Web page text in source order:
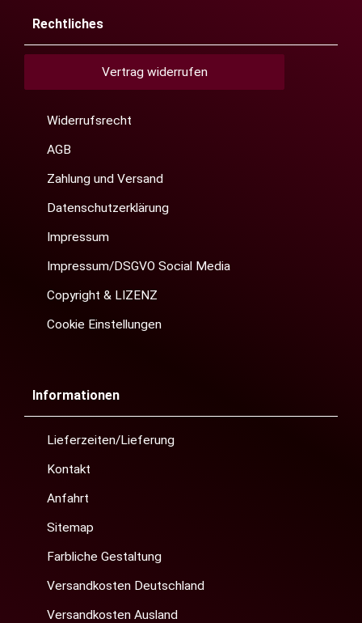
Rechtliches
Vertrag widerrufen
Widerrufsrecht
AGB
Zahlung und Versand
Datenschutzerklärung
Impressum
Impressum/DSGVO Social Media
Copyright & LIZENZ
Cookie Einstellungen
Informationen
Lieferzeiten/Lieferung
Kontakt
Anfahrt
Sitemap
Farbliche Gestaltung
Versandkosten Deutschland
Versandkosten Ausland